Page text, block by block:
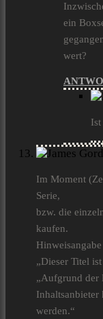
ein
wert?
Im Moment
Serie,
bzw. die
kaufen.
„Dieser Titel
„Aufgrund der
werden.“